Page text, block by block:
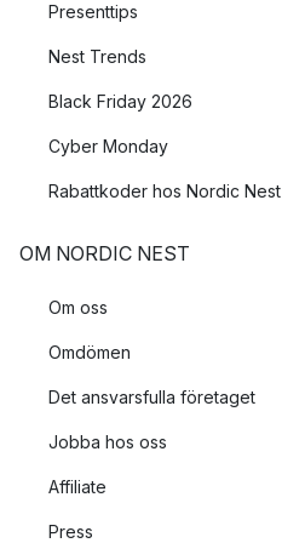
Presenttips
Nest Trends
Black Friday 2026
Cyber Monday
Rabattkoder hos Nordic Nest
OM NORDIC NEST
Om oss
Omdömen
Det ansvarsfulla företaget
Jobba hos oss
Affiliate
Press